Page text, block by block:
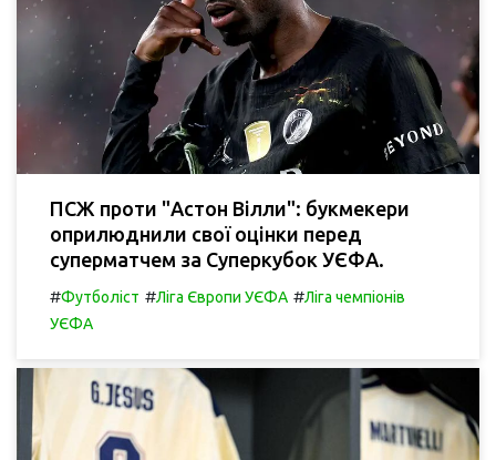
ПСЖ проти "Астон Вілли": букмекери
оприлюднили свої оцінки перед
суперматчем за Суперкубок УЄФА.
#Футболіст #Ліга Європи УЄФА #Ліга чемпіонів
УЄФА